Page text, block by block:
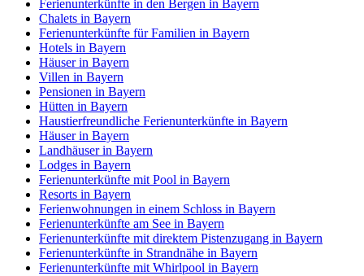
Ferienunterkünfte in den Bergen in Bayern
Chalets in Bayern
Ferienunterkünfte für Familien in Bayern
Hotels in Bayern
Häuser in Bayern
Villen in Bayern
Pensionen in Bayern
Hütten in Bayern
Haustierfreundliche Ferienunterkünfte in Bayern
Häuser in Bayern
Landhäuser in Bayern
Lodges in Bayern
Ferienunterkünfte mit Pool in Bayern
Resorts in Bayern
Ferienwohnungen in einem Schloss in Bayern
Ferienunterkünfte am See in Bayern
Ferienunterkünfte mit direktem Pistenzugang in Bayern
Ferienunterkünfte in Strandnähe in Bayern
Ferienunterkünfte mit Whirlpool in Bayern